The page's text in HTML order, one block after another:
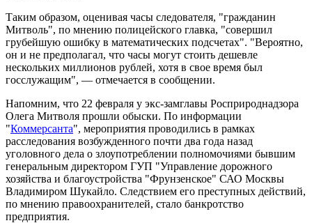
Таким образом, оценивая часы следователя, "гражданин
Митволь", по мнению полицейского главка, "совершил
грубейшую ошибку в математических подсчетах". "Вероятно,
он и не предполагал, что часы могут стоить дешевле
нескольких миллионов рублей, хотя в свое время был
госслужащим", — отмечается в сообщении.
Напомним, что 22 февраля у экс-замглавы Росприроднадзора
Олега Митволя прошли обыски. По информации
"Коммерсанта", мероприятия проводились в рамках
расследования возбужденного почти два года назад
уголовного дела о злоупотреблении полномочиями бывшим
генеральным директором ГУП "Управление дорожного
хозяйства и благоустройства "Фрунзенское" САО Москвы
Владимиром Шукайло. Следствием его преступных действий,
по мнению правоохранителей, стало банкротство
предприятия.